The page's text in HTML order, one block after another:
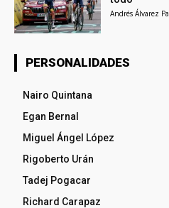
Andrés Álvarez
PERSONALIDADES
Nairo Quintana
Egan Bernal
Miguel Ángel López
Rigoberto Urán
Tadej Pogacar
Richard Carapaz